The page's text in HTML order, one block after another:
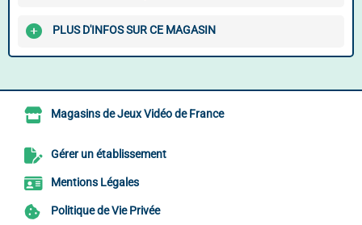
PLUS D'INFOS SUR CE MAGASIN
Magasins de Jeux Vidéo de France
Gérer un établissement
Mentions Légales
Politique de Vie Privée